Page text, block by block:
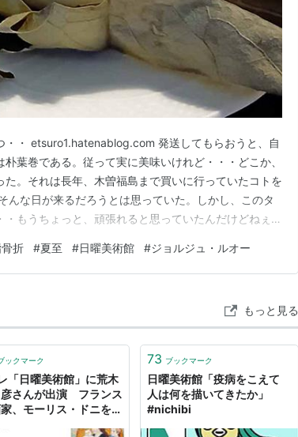
・・ etsuro1.hatenablog.com 発送してもらおうと、自
葉巻である。従って実に美味いけれど・・・どこか、
た。それは長年、木曽福島まで買いに行っていたコトを
んな日が来るだろうとは思っていた。しかし、このタ
もうちょっと、頑張れると思っていたんだけどねぇ。
号線をバイクで走行中に交差点でもないトコロで横か
…
折 #夏至 #日曜美術館 #ジョルジュ・ルオー
もっと見る
ックマーク
「日曜美術館」に荒木
さんが出演 フランス
、モーリス・ドニを語
73 ブックマーク
日曜美術館「疫病をこえて
人は何を描いてきたか」
#nichibi